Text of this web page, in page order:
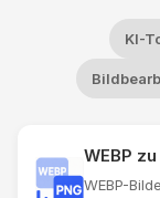
KI-
WEBP
WEBP-